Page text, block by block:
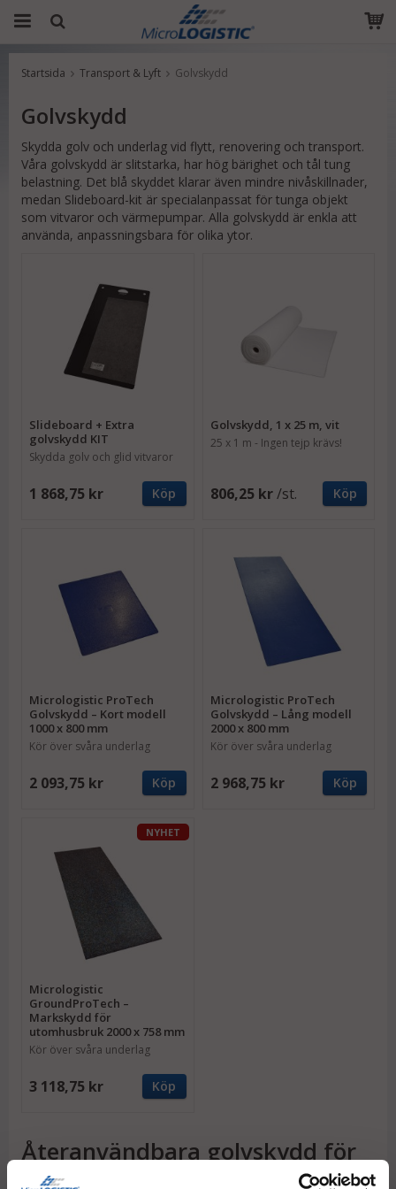
Produkten har blivit tillagd i varukorgen
Startsida Transport & Lyft Golvskydd
Golvskydd
Skydda golv och underlag vid flytt, renovering och transport.
Våra golvskydd är slitstarka, har hög bärighet och tål tung
belastning. Det blå skyddet klarar även mindre nivåskillnader,
medan Slideboard-kit är specialanpassat för tunga objekt
som vitvaror och värmepumpar. Alla golvskydd är enkla att
använda, anpassningsbara för olika ytor.
Slideboard + Extra
golvskydd KIT
Skydda golv och glid vitvaror
1 868,75 kr Köp
Golvskydd, 1 x 25 m, vit
25 x 1 m - Ingen tejp krävs!
806,25 kr/st. Köp
Micrologistic ProTech
Golvskydd – Kort modell
1000 x 800 mm
Kör över svåra underlag
2 093,75 kr Köp
Micrologistic ProTech
Golvskydd – Lång modell
2000 x 800 mm
Kör över svåra underlag
2 968,75 kr Köp
NYHET
Micrologistic
GroundProTech –
Markskydd för
utomhusbruk 2000 x 758 mm
Kör över svåra underlag
3 118,75 kr Köp
Återanvändbara golvskydd för